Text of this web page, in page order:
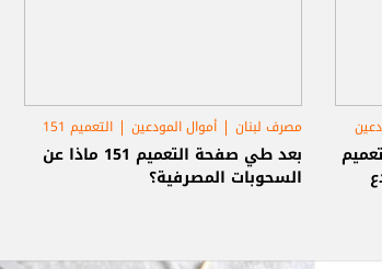
مصرف لبنان أموال المودعين التعميم 151
بعد طي صفحة التعميم 151 ماذا عن
السحوبات المصرفية؟